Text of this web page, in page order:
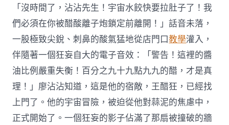
「沒時間了，沾沾先生！宇宙水餃快要拉肚子了！我
們必須在你被醋酸離子炮鎖定前離開！」話音未落，
一股極致尖銳、刺鼻的酸氣猛地從店門口教學灌入，
伴隨著一個狂妄自大的電子音效：「警告！這裡的醬
油比例嚴重失衡！百分之九十九點九九的醋，才是真
理！」廖沾沾知道，這是他的宿敵，王醋狂，已經找
上門了。他的宇宙冒險，被迫從他對蒜泥的焦慮中，
正式開始了。一個狂妄的影子佔滿了那扇被撞破的牆